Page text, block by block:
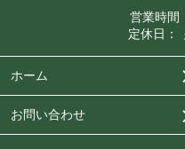
営業時間
定休日：
ホーム
お問い合わせ